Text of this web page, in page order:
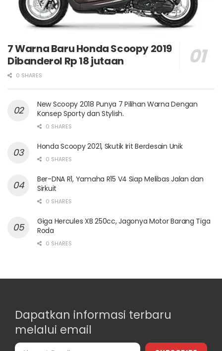
7 Warna Baru Honda Scoopy 2019
Dibanderol Rp 18 jutaan
0 SHARES
New Scoopy 2018 Punya 7 Pilihan Warna Dengan
Konsep Sporty dan Stylish.
0 SHARES
Honda Scoopy 2021, Skutik Irit Berdesain Unik
0 SHARES
Ber-DNA R1, Yamaha R15 V4 Siap Melibas Jalan dan
Sirkuit
0 SHARES
Giga Hercules XB 250cc, Jagonya Motor Barang Tiga
Roda
0 SHARES
Dapatkan informasi terbaru
melalui email